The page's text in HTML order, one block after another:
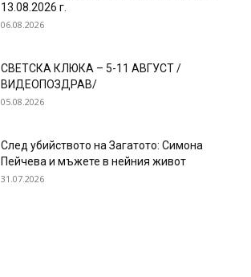
13.08.2026 г.
06.08.2026
СВЕТСКА КЛЮКА – 5-11 АВГУСТ /
ВИДЕОПОЗДРАВ/
05.08.2026
След убийството на Загатото: Симона
Пейчева и мъжете в нейния живот
31.07.2026